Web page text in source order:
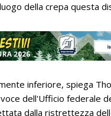
della crepa questa
inferiore, spiega
dell'Ufficio federale
dalla ristrettezza